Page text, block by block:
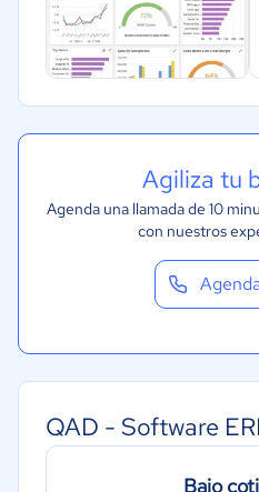
Agiliza tu
Agenda una llamada de 10
con nuestros
QAD - Software
Bajo